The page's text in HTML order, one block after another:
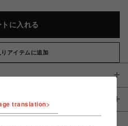
トに入れる
りアイテムに追加
translation>